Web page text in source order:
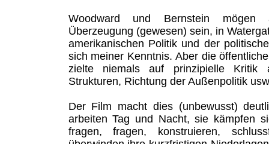
Woodward und Bernstein mögen
Überzeugung (gewesen) sein, in
amerikanischen Politik und der
sich meiner Kenntnis. Aber die
zielte niemals auf prinzipielle Kritik
Strukturen, Richtung der Außenpolitik
Der Film macht dies (unbewusst)
arbeiten Tag und Nacht, sie kämpfen
fragen, fragen, konstruieren,